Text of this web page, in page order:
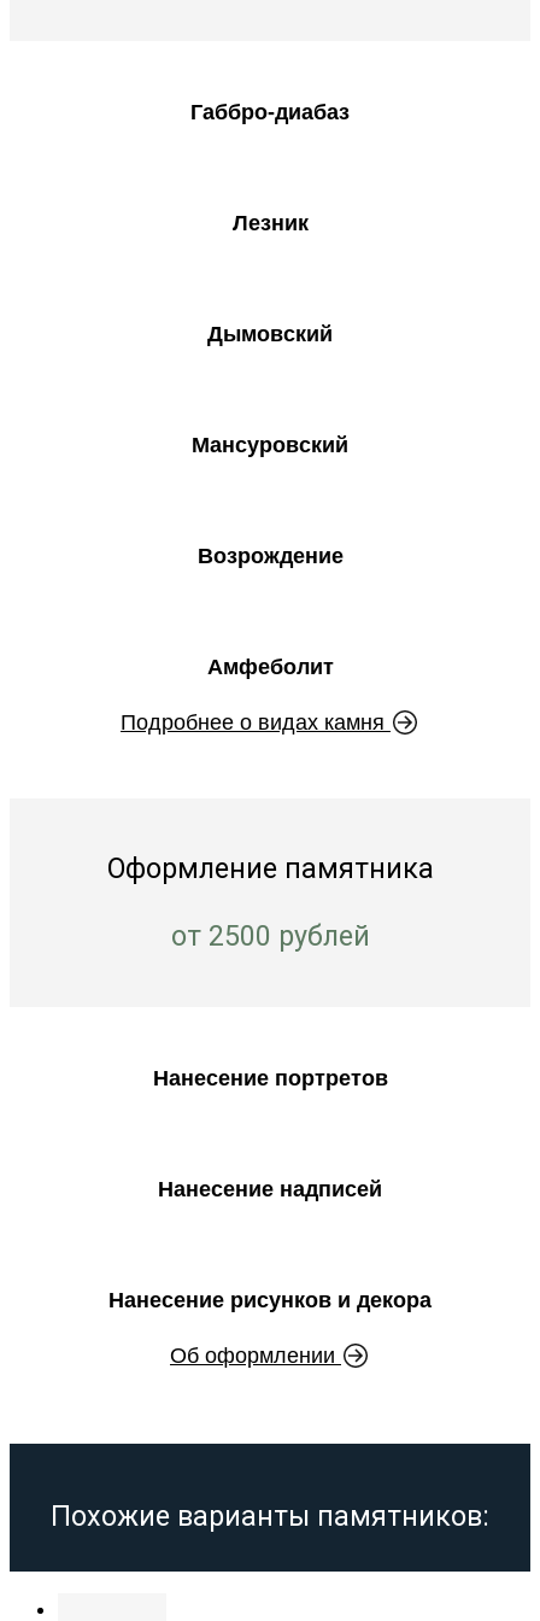
Габбро-диабаз
Лезник
Дымовский
Мансуровский
Возрождение
Амфеболит
Подробнее о видах камня
Оформление памятника
от 2500 рублей
Нанесение портретов
Нанесение надписей
Нанесение рисунков и декора
Об оформлении
Похожие варианты памятников: